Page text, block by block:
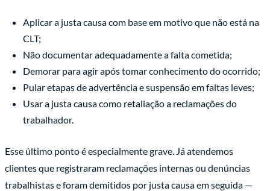
Aplicar a justa causa com base em motivo que não está na
CLT;
Não documentar adequadamente a falta cometida;
Demorar para agir após tomar conhecimento do ocorrido;
Pular etapas de advertência e suspensão em faltas leves;
Usar a justa causa como retaliação a reclamações do
trabalhador.
Esse último ponto é especialmente grave. Já atendemos
clientes que registraram reclamações internas ou denúncias
trabalhistas e foram demitidos por justa causa em seguida —